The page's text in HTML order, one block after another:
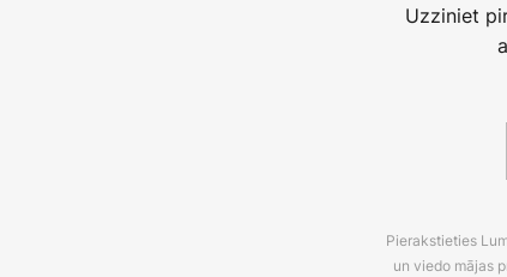
Uzziniet
Pierakstieties
un viedo mājas